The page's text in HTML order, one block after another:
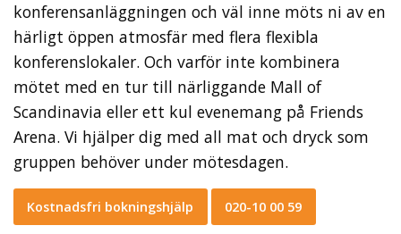
konferensanläggningen och väl inne möts ni av en
härligt öppen atmosfär med flera flexibla
konferenslokaler. Och varför inte kombinera
mötet med en tur till närliggande Mall of
Scandinavia eller ett kul evenemang på Friends
Arena. Vi hjälper dig med all mat och dryck som
gruppen behöver under mötesdagen.
Kostnadsfri bokningshjälp 020-10 00 59